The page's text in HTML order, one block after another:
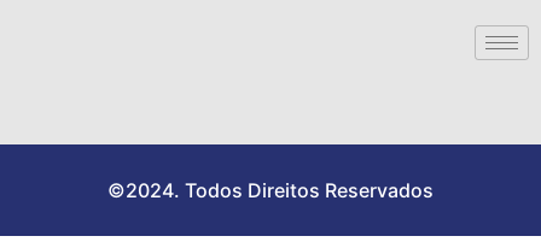
©2024. Todos Direitos Reservados